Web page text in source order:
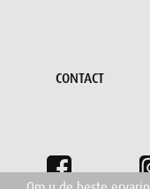
CONTACT